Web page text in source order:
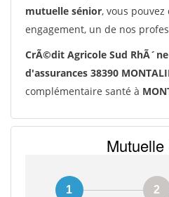
mutuelle sénior, vous pouvez
engagement, un de nos
CrÃ©dit Agricole Sud
d'assurances 38390
complémentaire santé à